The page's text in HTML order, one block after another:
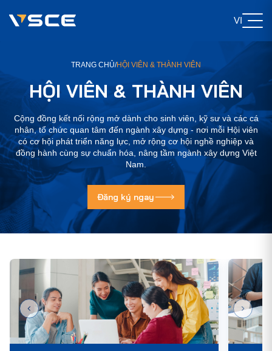
VI
TRANG CHỦ/HỘI VIÊN & THÀNH VIÊN
HỘI VIÊN & THÀNH VIÊN
Cộng đồng kết nối rộng mở dành cho sinh viên, kỹ sư và các cá
nhân, tổ chức quan tâm đến ngành xây dựng - nơi mỗi Hội viên
có cơ hội phát triển năng lực, mở rộng cơ hội nghề nghiệp và
đồng hành cùng sự chuẩn hóa, nâng tầm ngành xây dựng Việt
Nam.
Đăng ký ngay